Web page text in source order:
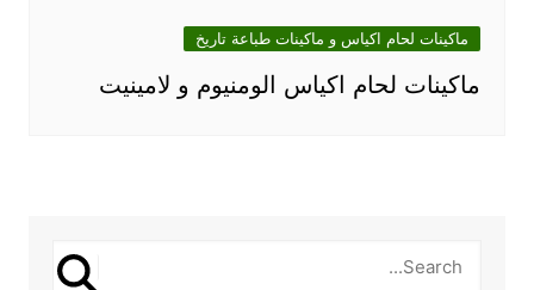
ماكينات لحام اكياس و ماكينات طباعة تاريخ
ماكينات لحام اكياس الومنيوم و لامينيت